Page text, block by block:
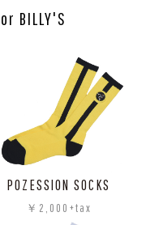
BILLY'S
POZESSION SOCKS
￥2,000+tax